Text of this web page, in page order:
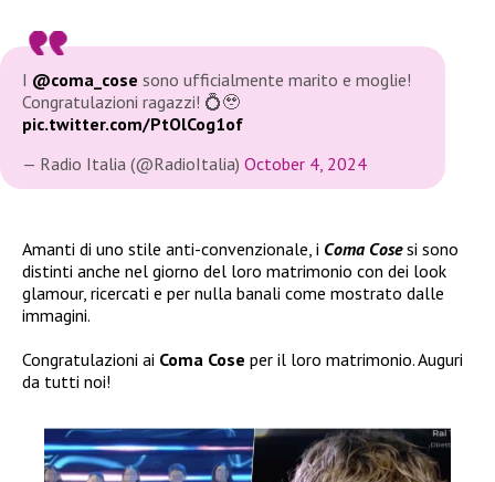
I @coma_cose sono ufficialmente marito e moglie!
Congratulazioni ragazzi! 💍🥹
pic.twitter.com/PtOlCog1of
— Radio Italia (@RadioItalia) October 4, 2024
Amanti di uno stile anti-convenzionale, i Coma Cosesi sono
distinti anche nel giorno del loro matrimonio con dei look
glamour, ricercati e per nulla banali come mostrato dalle
immagini.
Congratulazioni ai Coma Cose per il loro matrimonio. Auguri
da tutti noi!